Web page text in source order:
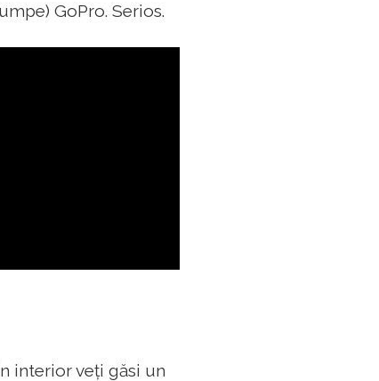
GoPro. Serios.
interior veți găsi un